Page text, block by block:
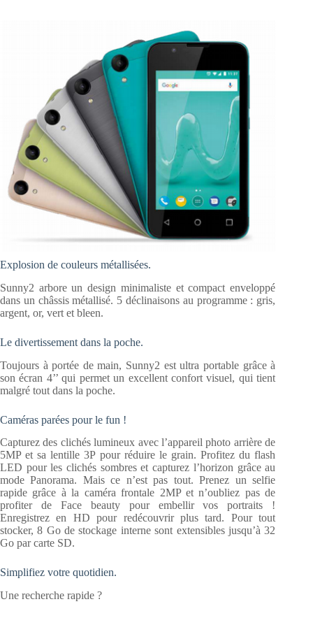
Explosion de couleurs métallisées.
Sunny2 arbore un design minimaliste et compact enveloppé
dans un châssis métallisé. 5 déclinaisons au programme : gris,
argent, or, vert et bleen.
Le divertissement dans la poche.
Toujours à portée de main, Sunny2 est ultra portable grâce à
son écran 4’’ qui permet un excellent confort visuel, qui tient
malgré tout dans la poche.
Caméras parées pour le fun !
Capturez des clichés lumineux avec l’appareil photo arrière de
5MP et sa lentille 3P pour réduire le grain. Profitez du flash
LED pour les clichés sombres et capturez l’horizon grâce au
mode Panorama. Mais ce n’est pas tout. Prenez un selfie
rapide grâce à la caméra frontale 2MP et n’oubliez pas de
profiter de Face beauty pour embellir vos portraits !
Enregistrez en HD pour redécouvrir plus tard. Pour tout
stocker, 8 Go de stockage interne sont extensibles jusqu’à 32
Go par carte SD.
Simplifiez votre quotidien.
Une recherche rapide ?